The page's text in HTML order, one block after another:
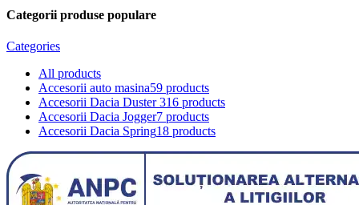
Categorii produse populare
Categories
All products
Accesorii auto masina59 products
Accesorii Dacia Duster 316 products
Accesorii Dacia Jogger7 products
Accesorii Dacia Spring18 products